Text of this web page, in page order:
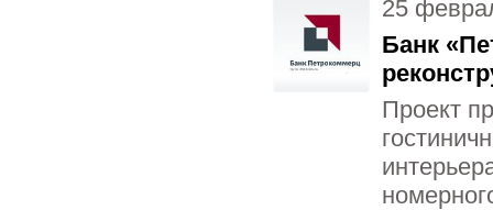
25
Банк
Проект